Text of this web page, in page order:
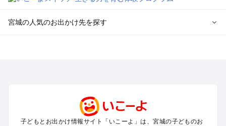
宮城の人気のお出かけ先を探す
蔵王・白石のプールお出かけ
石巻・気仙沼のプールお出かけ
子どもとお出かけ情報サイト「いこーよ」は、宮城の子どものお